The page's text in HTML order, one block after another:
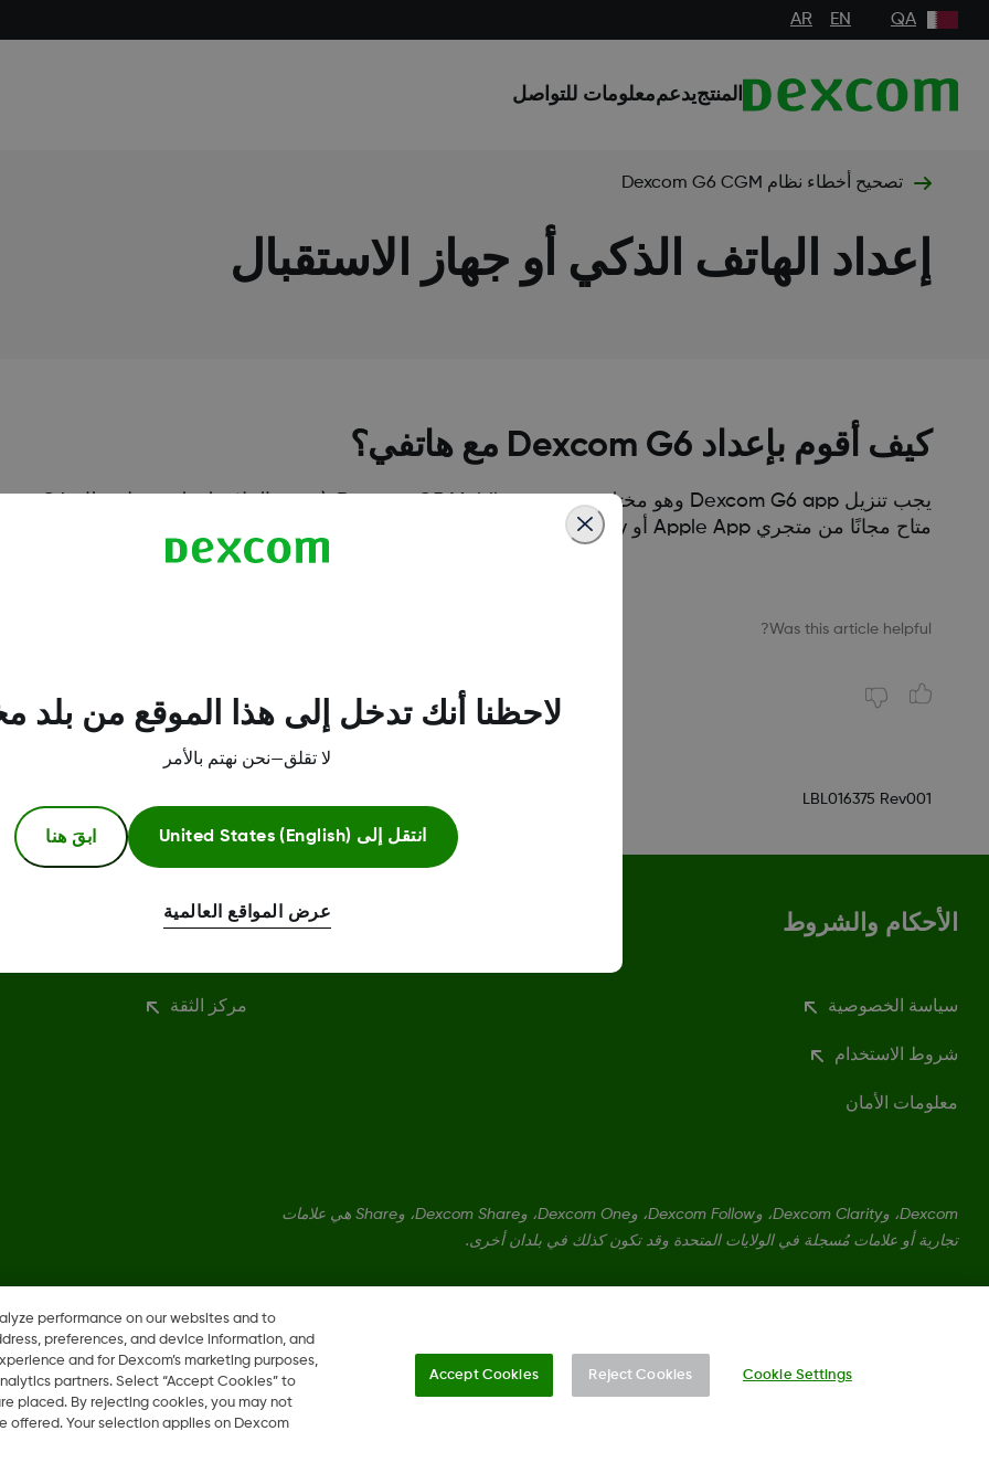
QA
EN
AR
المنتجيدعممعلومات للتواصل
تصحيح أخطاء نظام Dexcom G6 CGM
إعداد الهاتف الذكي أو جهاز الاستقبال
كيف أقوم بإعداد Dexcom G6 مع هاتفي؟
متاح مجانًا من متجري Apple App أو Google Play. يسمى التطبيق "Dexcom G6".
Was this article helpful?
LBL016375 Rev001
الأحكام والشروط
سياسة الخصوصية
شروط الاستخدام
معلومات الأمان
معلومات اكثر
مركز الثقة
Dexcom، وDexcom Clarity، وDexcom Follow، وDexcom One، وDexcom Share، وShare هي علامات
تجارية أو علامات مُسجلة في الولايات المتحدة وقد تكون كذلك في بلدان أخرى.
performance on our websites and to
preferences, and device information, and
and for Dexcom’s marketing purposes,
partners. Select “Accept Cookies” to
placed. By rejecting cookies, you may not
Your selection applies on Dexcom
Cookie Settings
Reject Cookies
Accept Cookies
لاحظنا أنك تدخل إلى هذا الموقع من بلد
لا تقلق—نحن نهتم بالأمر
انتقل إلى United States (English) ابقَ هنا
عرض المواقع العالمية